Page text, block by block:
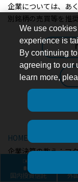
国内投資信託 外
企業については、あ
別銘柄の売買等を推
HOME
企業決算の教え：マ
We use
experience is
By continuing
agreeing to our
learn more,